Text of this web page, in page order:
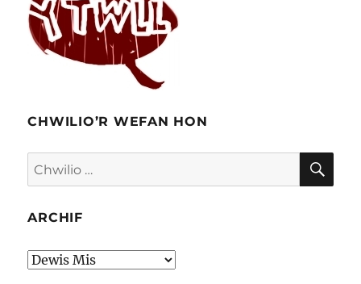
CHWILIO’R WEFAN HON
Chwilio
am:
ARCHIF
Archif